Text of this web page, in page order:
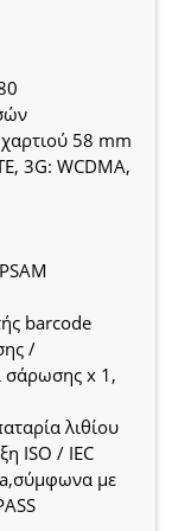
58 mm
3G: WCDMA,
barcode
/
σάρωσης x 1,
λιθίου
ISO / IEC
με